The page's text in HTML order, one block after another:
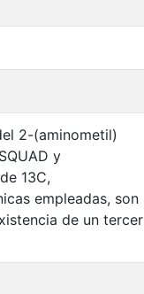
2-(aminometil)
y
13C,
empleadas, son
de un tercer